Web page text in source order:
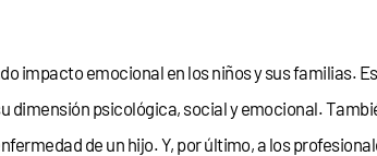
impacto emocional en los niños y sus familias.
psicológica, social y emocional.
de un hijo. Y, por último, a los